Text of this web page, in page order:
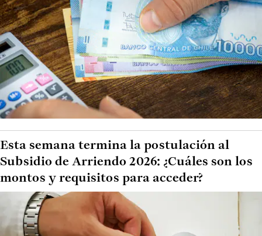
Esta semana termina la postulación al
Subsidio de Arriendo 2026: ¿Cuáles son los
montos y requisitos para acceder?